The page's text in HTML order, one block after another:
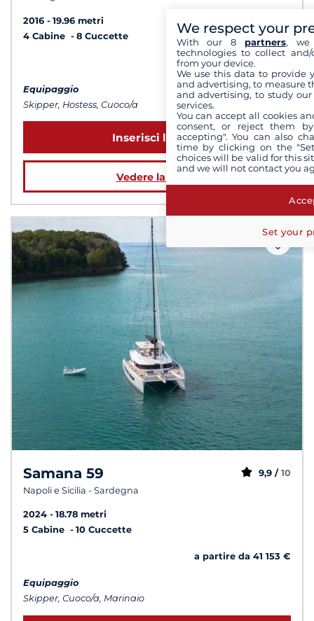
2016
19.96 metri
4 Cabine
8 Cuccette
a partire da 23 000 €
Equipaggio
Skipper, Hostess, Cuoco/a
Inserisci le date
Vedere la barca
Samana 59
Napoli e Sicilia - Sardegna
9,9 / 10
2024
18.78 metri
5 Cabine
10 Cuccette
a partire da 41 153 €
Equipaggio
Skipper, Cuoco/a, Marinaio
We respect your
With our 8 partners, we
technologies to collect
from your device.
We use this data to provide
and advertising, to measure
and advertising, to study
services.
You can accept all cookies
consent, or reject them
accepting". You can also
time by clicking on the
choices will be valid for this
and we will not contact you
Set your